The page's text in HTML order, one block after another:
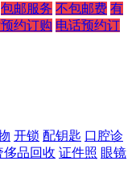
包邮服务 不包邮费 有
约订购 电话预约订
开锁 配钥匙 口腔诊
侈品回收 证件照 眼镜